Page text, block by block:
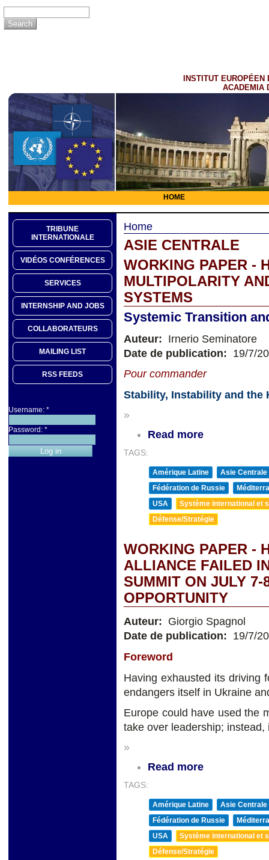
INSTITUT EUROPÉEN
ACADEMIA
HOME
TRIBUNE
INTERNATIONALE
VIDÉOS CONFÉRENCES
SERVICES
INTERNSHIP AND JOBS
COLLABORATEURS
MAILING LIST
RSS FEEDS
Username: *
Password: *
Home
ASIE CENTRALE
WORKING PAPER -
MULTIPOLARITY
SYSTEMS
Systemic Transition
Auteur: Irnerio Seminatore
Date de publication: 19/7/
Pour commander
Stability, Instability and the
»
Read more
TAGS:
Amérique Latine
Asie Centrale
Fédération de Russie
USA
Système international et
Défense/Stratégie
WORKING PAPER -
ALLIANCE FAILED
SUMMIT ON JULY 7-
OPPORTUNITY
Auteur: Giorgio Spagnol
Date de publication: 19/7/
Foreword
Having exhausted its driving
endangers itself in Ukraine
Europe could have used the
take over leadership;
»
Read more
TAGS:
Amérique Latine
Asie Centrale
Fédération de Russie
USA
Système international et
Défense/Stratégie